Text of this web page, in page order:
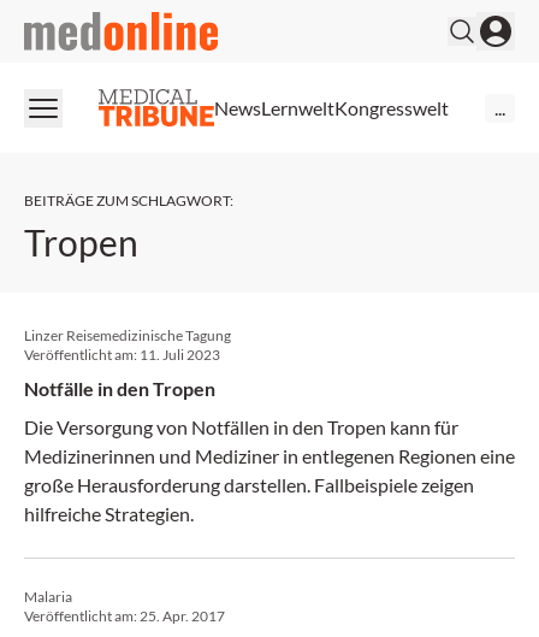
medonline
NewsLernweltKongresswelt
BEITRÄGE ZUM SCHLAGWORT:
Tropen
Linzer Reisemedizinische Tagung
Veröffentlicht am: 11. Juli 2023
Notfälle in den Tropen
Die Versorgung von Notfällen in den Tropen kann für
Medizinerinnen und Mediziner in entlegenen Regionen eine
große Herausforderung darstellen. Fallbeispiele zeigen
hilfreiche Strategien.
Malaria
Veröffentlicht am:25. Apr. 2017